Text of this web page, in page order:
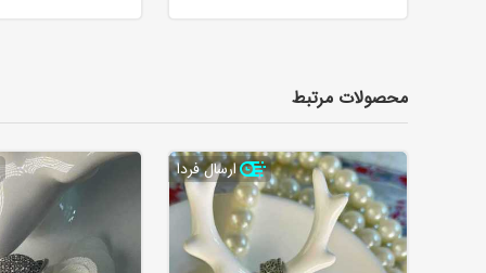
محصولات مرتبط
ارسال فردا